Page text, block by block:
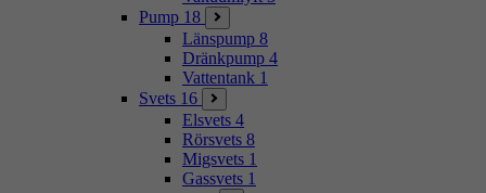
Pump 18
Länspump 8
Dränkpump 4
Vattentank 1
Svets 16
Elsvets 4
Rörsvets 8
Migsvets 1
Gassvets 1